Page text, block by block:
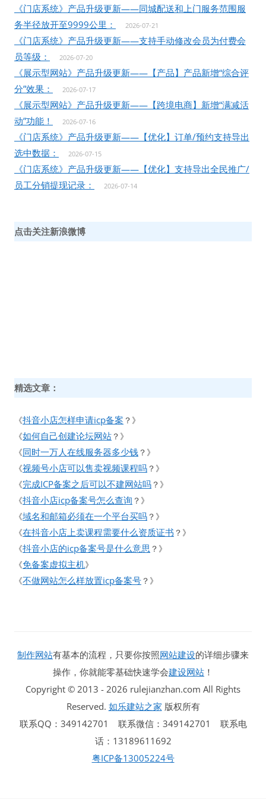
《门店系统》产品升级更新——同城配送和上门服务范围服
务半径放开至9999公里：
2026-07-21
《门店系统》产品升级更新——支持手动修改会员为付费会
员等级：
2026-07-20
《展示型网站》产品升级更新——【产品】产品新增“综合评
分”效果：
2026-07-17
《展示型网站》产品升级更新——【跨境电商】新增“满减活
动”功能！
2026-07-16
《门店系统》产品升级更新——【优化】订单/预约支持导出
选中数据：
2026-07-15
《门店系统》产品升级更新——【优化】支持导出全民推广/
员工分销提现记录：
2026-07-14
点击关注新浪微博
精选文章：
《抖音小店怎样申请icp备案 ？》
《如何自己创建论坛网站 ？》
《同时一万人在线服务器多少钱 ？》
《视频号小店可以售卖视频课程吗 ？》
《完成ICP备案之后可以不建网站吗 ？》
《抖音小店icp备案号怎么查询 ？》
《域名和邮箱必须在一个平台买吗 ？》
《在抖音小店上卖课程需要什么资质证书 ？》
《抖音小店的icp备案号是什么意思 ？》
《免备案虚拟主机》
《不做网站怎么样放置icp备案号 ？》
制作网站有基本的流程，只要你按照网站建设的详细步骤来
操作，你就能零基础快速学会建设网站 ！
Copyright © 2013 - 2026 rulejianzhan.com All Rights
Reserved. 如乐建站之家 版权所有
联系QQ：349142701 联系微信：349142701 联系电
话：13189611692
粤ICP备13005224号